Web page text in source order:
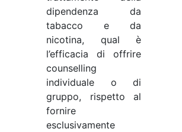
dipendenza da
tabacco e da
nicotina, qual è
l’efficacia di offrire
counselling
individuale o di
gruppo, rispetto al
fornire
esclusivamente